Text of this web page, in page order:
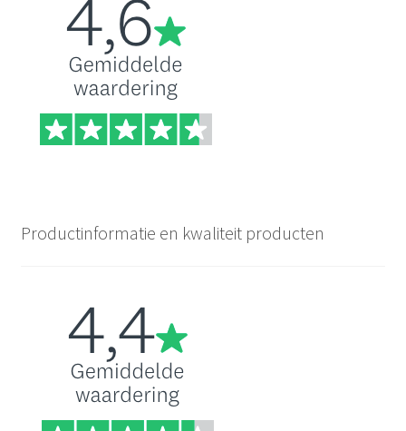
Productinformatie en kwaliteit producten